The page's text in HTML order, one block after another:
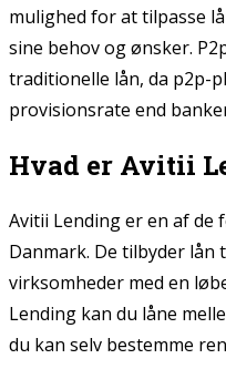
mulighed for at tilpasse
sine behov og ønsker.
traditionelle lån, da p2p-
provisionsrate end
Hvad er Avitii
Avitii Lending er en af de
Danmark. De tilbyder
virksomheder med en
Lending kan du låne
du kan selv bestemme